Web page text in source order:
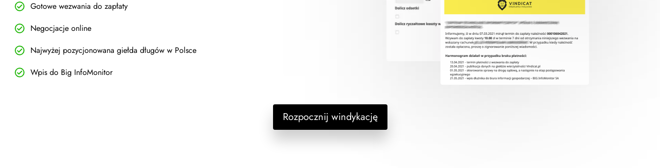
Gotowe wezwania do zapłaty
Negocjacje online
Najwyżej pozycjonowana giełda długów w Polsce
Wpis do Big InfoMonitor
Rozpocznij windykację